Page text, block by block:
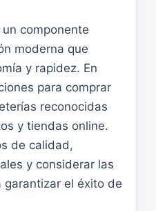
un componente
moderna que
y rapidez. En
para comprar
reconocidas
y tiendas online.
de calidad,
y considerar las
garantizar el éxito de